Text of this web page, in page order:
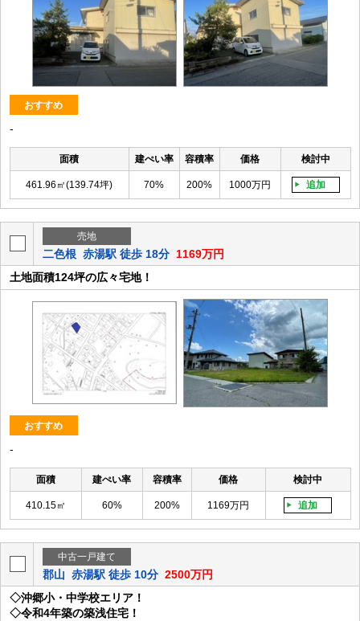
おすすめ
-
面積 建ぺい率 容積率 価格 検討中
461.96㎡(139.74坪) 70% 200% 1000万円 追加
売地
二色根 赤湯駅 徒歩 18分 1169万円
土地面積124坪の広々宅地！
おすすめ
-
面積 建ぺい率 容積率 価格 検討中
410.15㎡ 60% 200% 1169万円 追加
中古一戸建て
郡山 赤湯駅 徒歩 10分 2500万円
◇沖郷小・中学校エリア！
◇令和4年築の築浅住宅！